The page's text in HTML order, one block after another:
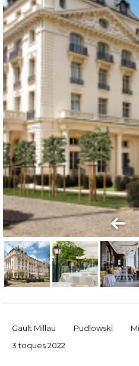
Gault Millau Pudlowski
3 toques 2022